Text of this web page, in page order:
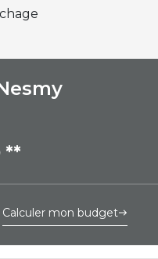
**
Calculer mon budget